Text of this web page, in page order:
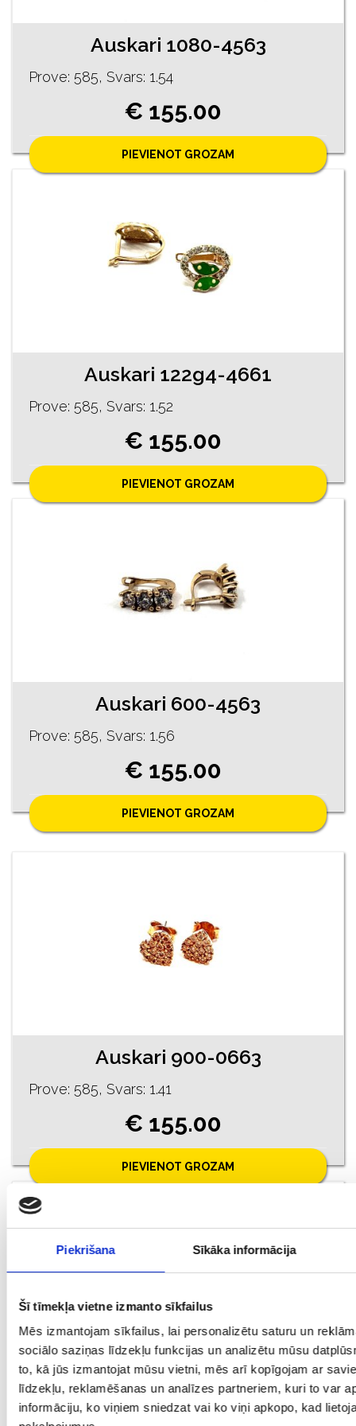
Piekrišana Sīkāka informācija
Šī tīmekļa vietne izmanto sīkfailus
Mēs izmantojam sīkfailus, lai personalizētu saturu un
sociālo saziņas līdzekļu funkcijas un analizētu mūsu
to, kā jūs izmantojat mūsu vietni, mēs arī kopīgojam ar
līdzekļu, reklamēšanas un analīzes partneriem, kuri to var
informāciju, ko viņiem sniedzat vai ko viņi apkopo, kad
Auskari 1080-4563
Prove: 585, Svars: 1.54
€ 155.00
PIEVIENOT GROZAM
Auskari 122g4-4661
Prove: 585, Svars: 1.52
€ 155.00
PIEVIENOT GROZAM
Auskari 600-4563
Prove: 585, Svars: 1.56
€ 155.00
PIEVIENOT GROZAM
Auskari 900-0663
Prove: 585, Svars: 1.41
€ 155.00
PIEVIENOT GROZAM
Auskari 1992-8163
Prove: 585, Svars: 1.45